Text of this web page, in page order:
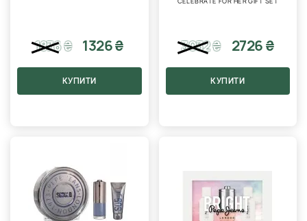
1876₴ 1326 ₴
КУПИТИ
3032₴ 2726 ₴
КУПИТИ